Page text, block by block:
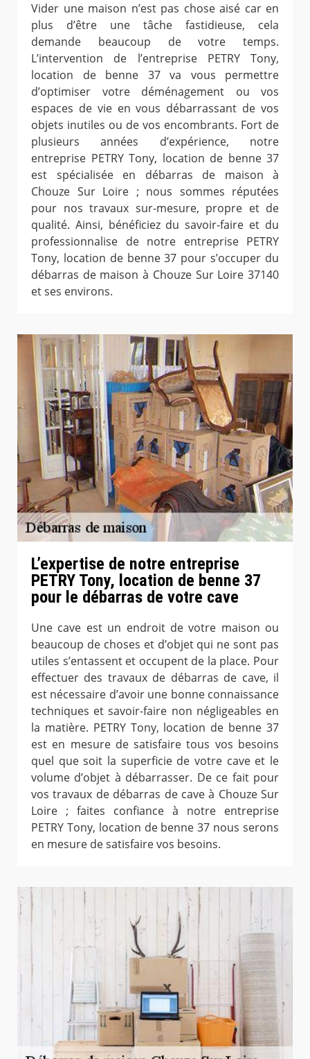
Vider une maison n’est pas chose aisé car en
plus d’être une tâche fastidieuse, cela
demande beaucoup de votre temps.
L’intervention de l’entreprise PETRY Tony,
location de benne 37 va vous permettre
d’optimiser votre déménagement ou vos
espaces de vie en vous débarrassant de vos
objets inutiles ou de vos encombrants. Fort de
plusieurs années d’expérience, notre
entreprise PETRY Tony, location de benne 37
est spécialisée en débarras de maison à
Chouze Sur Loire ; nous sommes réputées
pour nos travaux sur-mesure, propre et de
qualité. Ainsi, bénéficiez du savoir-faire et du
professionnalise de notre entreprise PETRY
Tony, location de benne 37 pour s’occuper du
débarras de maison à Chouze Sur Loire 37140
et ses environs.
L’expertise de notre entreprise
PETRY Tony, location de benne 37
pour le débarras de votre cave
Une cave est un endroit de votre maison ou
beaucoup de choses et d’objet qui ne sont pas
utiles s’entassent et occupent de la place. Pour
effectuer des travaux de débarras de cave, il
est nécessaire d’avoir une bonne connaissance
techniques et savoir-faire non négligeables en
la matière. PETRY Tony, location de benne 37
est en mesure de satisfaire tous vos besoins
quel que soit la superficie de votre cave et le
volume d’objet à débarrasser. De ce fait pour
vos travaux de débarras de cave à Chouze Sur
Loire ; faites confiance à notre entreprise
PETRY Tony, location de benne 37 nous serons
en mesure de satisfaire vos besoins.